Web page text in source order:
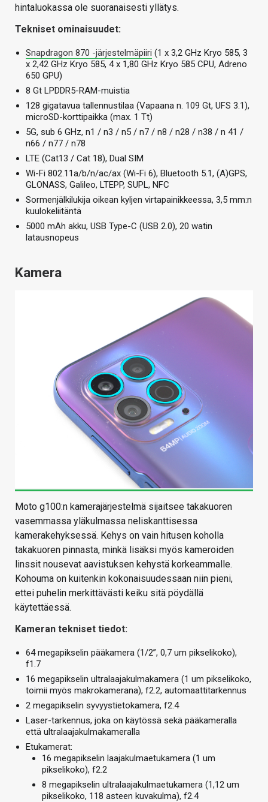
hintaluokassa ole suoranaisesti yllätys.
Tekniset ominaisuudet:
Snapdragon 870 -järjestelmäpiiri (1 x 3,2 GHz Kryo 585, 3
x 2,42 GHz Kryo 585, 4 x 1,80 GHz Kryo 585 CPU, Adreno
650 GPU)
8 Gt LPDDR5-RAM-muistia
128 gigatavua tallennustilaa (Vapaana n. 109 Gt, UFS 3.1),
microSD-korttipaikka (max. 1 Tt)
5G, sub 6 GHz, n1 / n3 / n5 / n7 / n8 / n28 / n38 / n 41 /
n66 / n77 / n78
LTE (Cat13 / Cat 18), Dual SIM
Wi-Fi 802.11a/b/n/ac/ax (Wi-Fi 6), Bluetooth 5.1, (A)GPS,
GLONASS, Galileo, LTEPP, SUPL, NFC
Sormenjälkilukija oikean kyljen virtapainikkeessa, 3,5 mm:n
kuulokeliitäntä
5000 mAh akku, USB Type-C (USB 2.0), 20 watin
latausnopeus
Kamera
Moto g100:n kamerajärjestelmä sijaitsee takakuoren
vasemmassa yläkulmassa neliskanttisessa
kamerakehyksessä. Kehys on vain hitusen koholla
takakuoren pinnasta, minkä lisäksi myös kameroiden
linssit nousevat aavistuksen kehystä korkeammalle.
Kohouma on kuitenkin kokonaisuudessaan niin pieni,
ettei puhelin merkittävästi keiku sitä pöydällä
käytettäessä.
Kameran tekniset tiedot:
64 megapikselin pääkamera (1/2”, 0,7 um pikselikoko),
f1.7
16 megapikselin ultralaajakulmakamera (1 um pikselikoko,
toimii myös makrokamerana), f2.2, automaattitarkennus
2 megapikselin syvyystietokamera, f2.4
Laser-tarkennus, joka on käytössä sekä pääkameralla
että ultralaajakulmakameralla
Etukamerat:
16 megapikselin laajakulmaetukamera (1 um
pikselikoko), f2.2
8 megapikselin ultralaajakulmaetukamera (1,12 um
pikselikoko, 118 asteen kuvakulma), f2.4